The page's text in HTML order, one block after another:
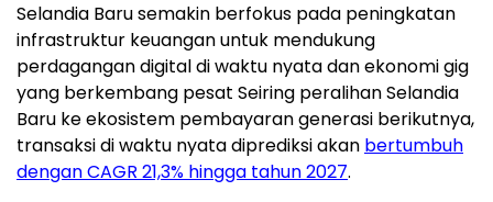
Selandia Baru semakin berfokus pada peningkatan
infrastruktur keuangan untuk mendukung
perdagangan digital di waktu nyata dan ekonomi gig
yang berkembang pesat Seiring peralihan Selandia
Baru ke ekosistem pembayaran generasi berikutnya,
transaksi di waktu nyata diprediksi akan bertumbuh
dengan CAGR 21,3% hingga tahun 2027.